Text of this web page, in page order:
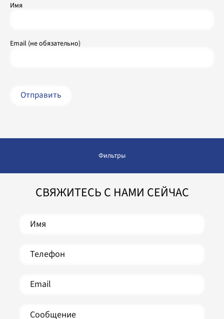
Имя
Email (не обязательно)
Фильтры
СВЯЖИТЕСЬ С НАМИ СЕЙЧАС